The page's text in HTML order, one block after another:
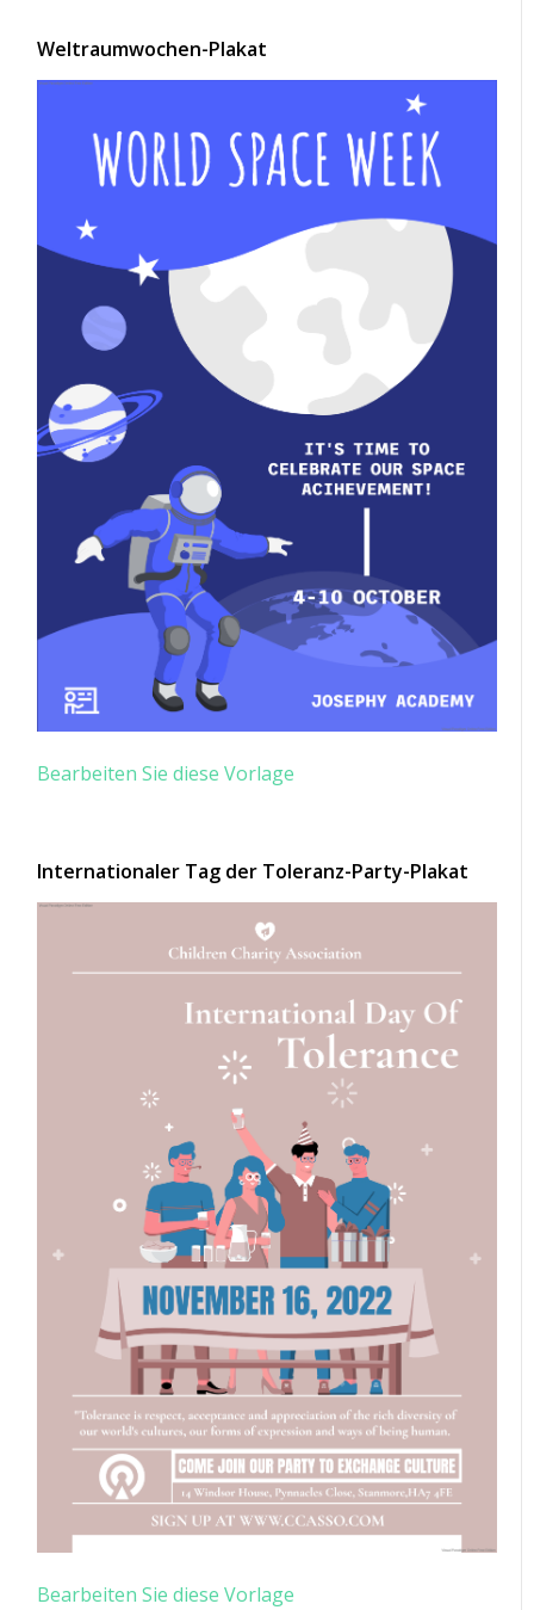
Weltraumwochen-Plakat
Bearbeiten Sie diese Vorlage
Internationaler Tag der Toleranz-Party-Plakat
Bearbeiten Sie diese Vorlage